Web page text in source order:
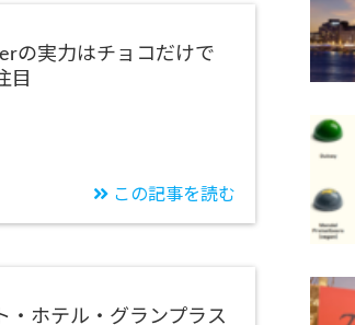
の実力はチョコだけで
目
この記事を読む
・ホテル・グランプラス